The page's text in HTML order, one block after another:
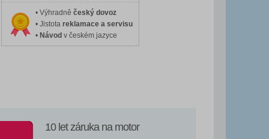
• Výhradně český dovoz
• Jistota reklamace a servisu
• Návod v českém jazyce
10 let záruka na motor